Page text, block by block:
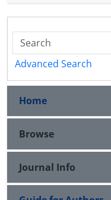
Advanced Search
Home
Browse
Journal Info